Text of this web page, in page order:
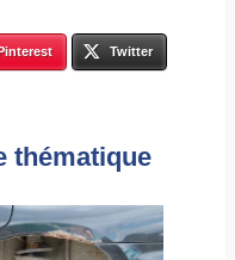
Pinterest Twitter
thématique